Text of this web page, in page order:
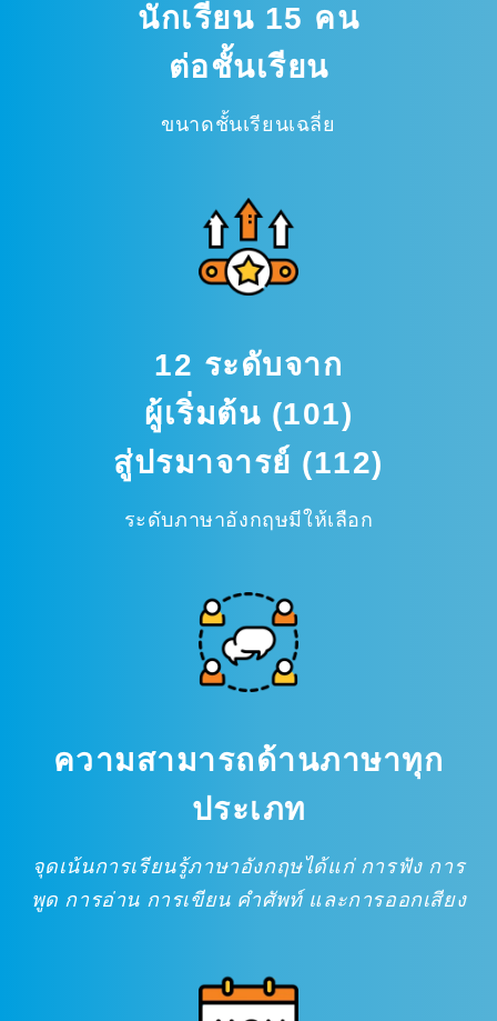
นักเรียน 15 คน
ต่อชั้นเรียน
ขนาดชั้นเรียนเฉลี่ย
12 ระดับจาก
ผู้เริ่มต้น (101)
สู่ปรมาจารย์ (112)
ระดับภาษาอังกฤษมีให้เลือก
ความสามารถด้านภาษาทุก
ประเภท
จุดเน้นการเรียนรู้ภาษาอังกฤษได้แก่ การฟัง การ
พูด การอ่าน การเขียน คำศัพท์ และการออกเสียง